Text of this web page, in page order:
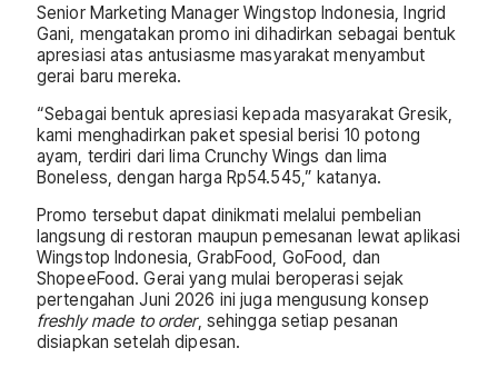
Senior Marketing Manager Wingstop Indonesia, Ingrid
Gani, mengatakan promo ini dihadirkan sebagai bentuk
apresiasi atas antusiasme masyarakat menyambut
gerai baru mereka.
“Sebagai bentuk apresiasi kepada masyarakat Gresik,
kami menghadirkan paket spesial berisi 10 potong
ayam, terdiri dari lima Crunchy Wings dan lima
Boneless, dengan harga Rp54.545,” katanya.
Promo tersebut dapat dinikmati melalui pembelian
langsung di restoran maupun pemesanan lewat aplikasi
Wingstop Indonesia, GrabFood, GoFood, dan
ShopeeFood. Gerai yang mulai beroperasi sejak
pertengahan Juni 2026 ini juga mengusung konsep
freshly made to order, sehingga setiap pesanan
disiapkan setelah dipesan.